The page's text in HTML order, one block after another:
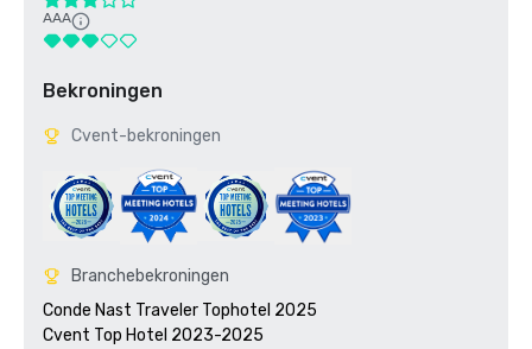
AAA
Bekroningen
Cvent-bekroningen
Branchebekroningen
Conde Nast Traveler Tophotel 2025
Cvent Top Hotel 2023-2025